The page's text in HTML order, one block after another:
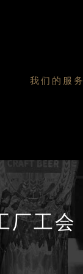
我们的服务
厂工会